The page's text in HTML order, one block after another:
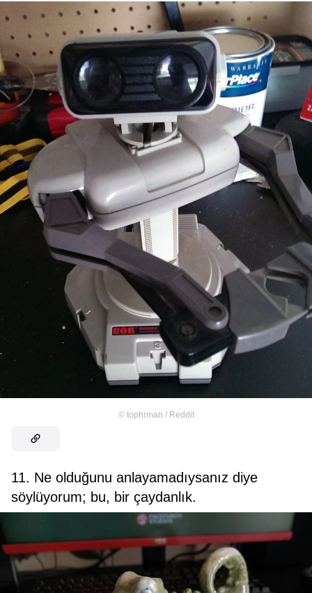
© tophrman / Reddit
11. Ne olduğunu anlayamadıysanız diye
söylüyorum; bu, bir çaydanlık.